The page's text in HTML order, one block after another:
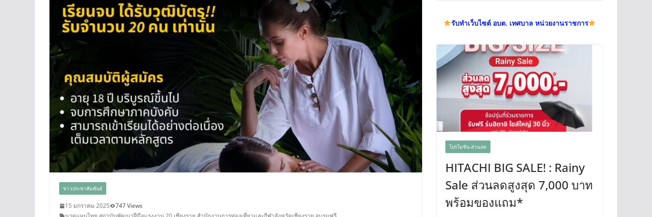
ข่าวประชาสัมพันธ์
15 มกราคม 2025
747 Views
รับทำเว็บไซต์ อบต. เทศบาล หน่วยงานราชการ
โปรโมชั่น-ส่วนลด
HITACHI BIG SALE! : Rainy
Sale ส่วนลดสูงสุด 7,000 บาท
พร้อมของแถม*